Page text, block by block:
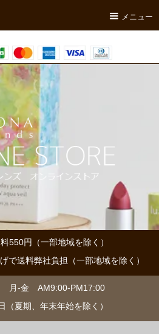
メニュー
550円（一部地域を除く）
で送料弊社負担（一部地域を除く）
月-金 AM9:00-PM17:00
（夏期、年末年始を除く）